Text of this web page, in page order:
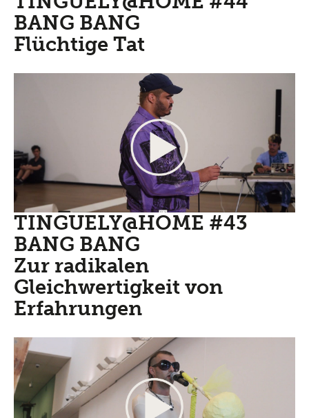
BANG BANG
Flüchtige Tat
TINGUELY@HOME #43
BANG BANG
Zur radikalen
Gleichwertigkeit von
Erfahrungen